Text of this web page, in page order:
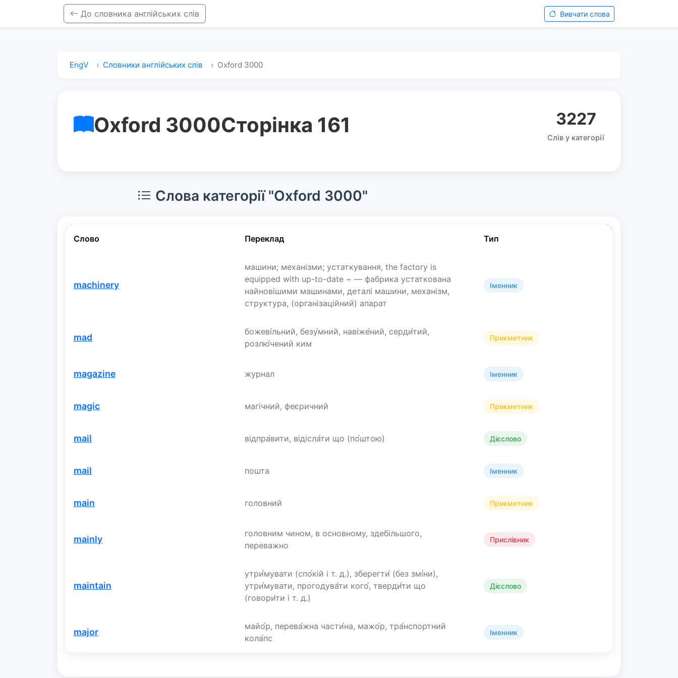
До словника англійських слів Вивчати слова
EngV Словники англійських слів Oxford 3000
Oxford 3000Сторінка 161 3227
Слів у категорії
Слова категорії "Oxford 3000"
Слово Переклад Тип
machinery
машини; механізми; устаткування, the factory is
equipped with up-to-date ~ — фабрика устаткована
найновішими машинами, деталі машини, механізм,
структура, (організаційний) апарат
Іменник
mad
божеві́льний, безу́мний, навіже́ний, серди́тий,
розлю́чений ким
Прикметник
magazine журнал Іменник
magic магічний, феєричний Прикметник
mail відпра́вити, відісла́ти що (по́штою) Дієслово
mail пошта Іменник
main головний Прикметник
mainly
головним чином, в основному, здебільшого,
переважно
Прислівник
maintain
утри́мувати (спо́кій і т. д.), зберегти́ (без змі́ни),
утри́мувати, прогодува́ти кого́, тверди́ти що
(говори́ти і т. д.)
Дієслово
major
майо́р, перева́жна части́на, мажо́р, тра́нспортний
кола́пс
Іменник